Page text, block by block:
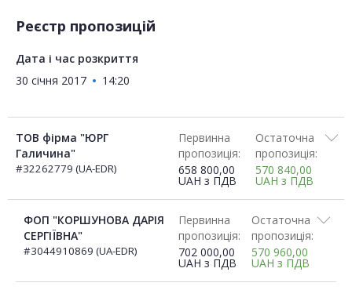
Реєстр пропозицій
Дата і час розкриття
30 січня 2017
14:20
ТОВ фірма "ЮРГ
Галичина"
#32262779 (UA-EDR)
Первинна
пропозиція:
658 800,00
UAH з ПДВ
Остаточна
пропозиція:
570 840,00
UAH з ПДВ
ФОП "КОРШУНОВА ДАРІЯ
СЕРГІЇВНА"
#3044910869 (UA-EDR)
Первинна
пропозиція:
702 000,00
UAH з ПДВ
Остаточна
пропозиція:
570 960,00
UAH з ПДВ